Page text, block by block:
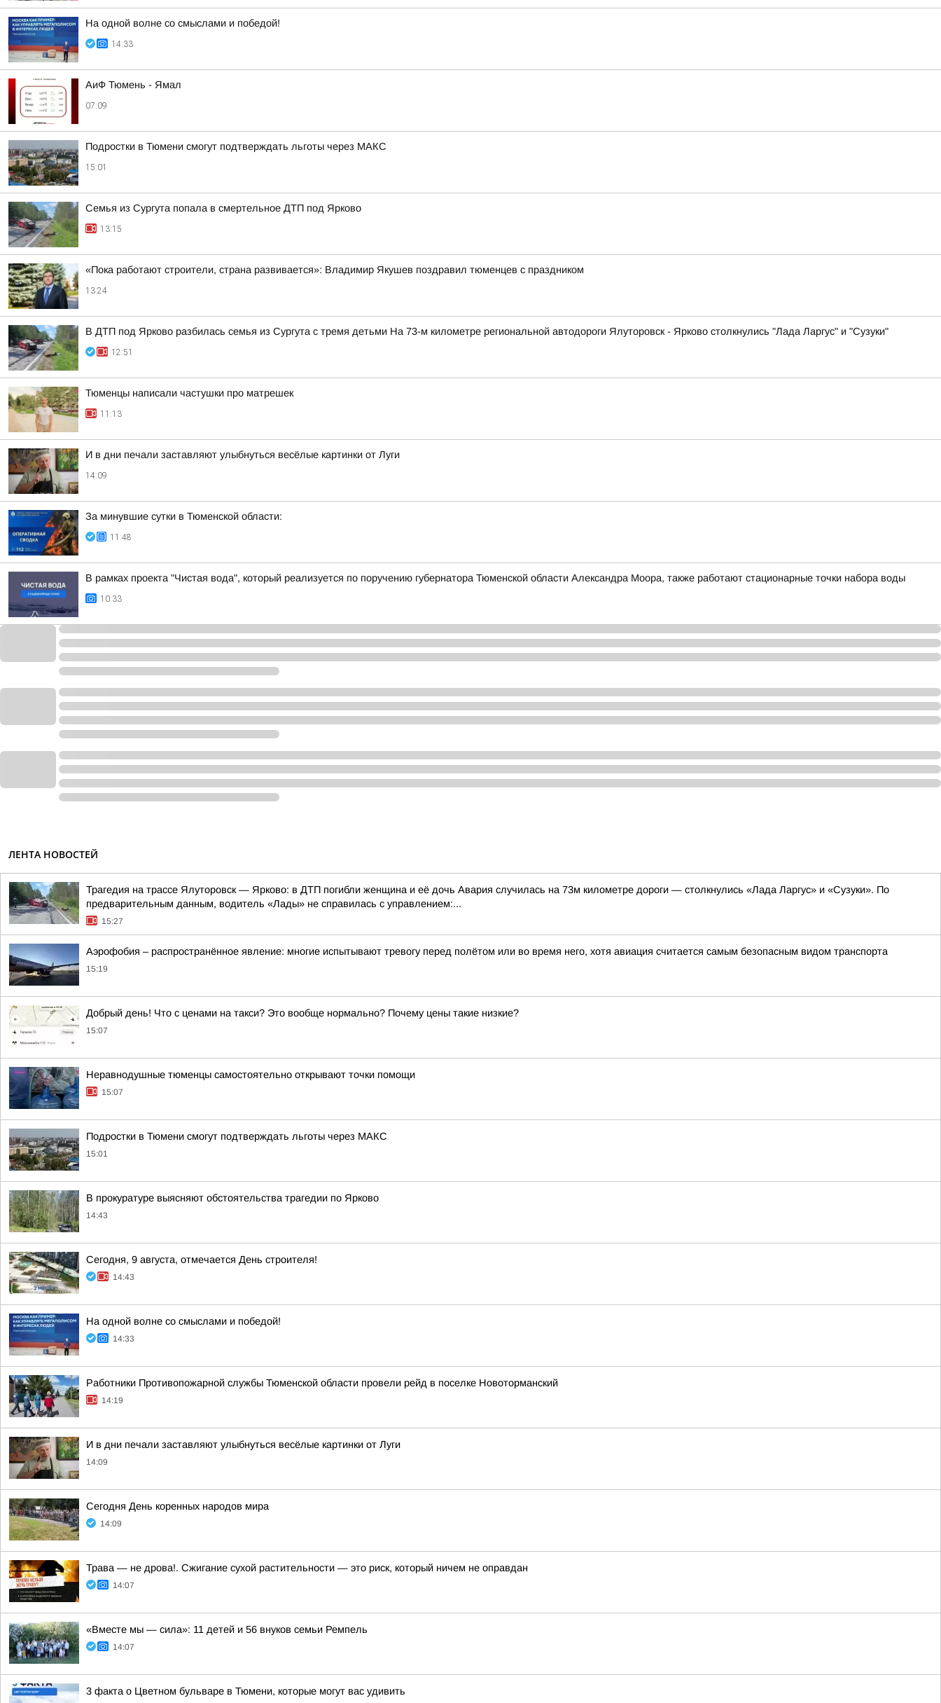
На одной волне со смыслами и победой!
14:33
АиФ Тюмень - Ямал
07:09
Подростки в Тюмени смогут подтверждать льготы через MAКС
15:01
Семья из Сургута попала в смертельное ДТП под Ярково
13:15
«Пока работают строители, страна развивается»: Владимир Якушев поздравил тюменцев с праздником
13:24
В ДТП под Ярково разбилась семья из Сургута с тремя детьми На 73-м километре региональной автодороги Ялуторовск - Ярково столкнулись "Лада Ларгус" и "Сузуки"
12:51
Тюменцы написали частушки про матрешек
11:13
И в дни печали заставляют улыбнуться весёлые картинки от Луги
14:09
За минувшие сутки в Тюменской области:
11:48
В рамках проекта "Чистая вода", который реализуется по поручению губернатора Тюменской области Александра Моора, также работают стационарные точки набора воды
10:33
ЛЕНТА НОВОСТЕЙ
Трагедия на трассе Ялуторовск — Ярково: в ДТП погибли женщина и её дочь Авария случилась на 73м километре дороги — столкнулись «Лада Ларгус» и «Сузуки». По
предварительным данным, водитель «Лады» не справилась с управлением:...
15:27
Аэрофобия – распространённое явление: многие испытывают тревогу перед полётом или во время него, хотя авиация считается самым безопасным видом транспорта
15:19
Добрый день! Что с ценами на такси? Это вообще нормально? Почему цены такие низкие?
15:07
Неравнодушные тюменцы самостоятельно открывают точки помощи
15:07
Подростки в Тюмени смогут подтверждать льготы через MAКС
15:01
В прокуратуре выясняют обстоятельства трагедии по Ярково
14:43
Сегодня, 9 августа, отмечается День строителя!
14:43
На одной волне со смыслами и победой!
14:33
Работники Противопожарной службы Тюменской области провели рейд в поселке Новоторманский
14:19
И в дни печали заставляют улыбнуться весёлые картинки от Луги
14:09
Сегодня День коренных народов мира
14:09
Трава — не дрова!. Сжигание сухой растительности — это риск, который ничем не оправдан
14:07
«Вместе мы — сила»: 11 детей и 56 внуков семьи Ремпель
14:07
3 факта о Цветном бульваре в Тюмени, которые могут вас удивить